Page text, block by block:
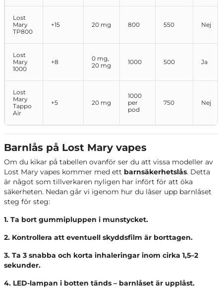
Lost
Mary
TP800
+15 20 mg 800 550 Nej
Lost
Mary
1000
+8
0 mg,
20 mg
1000 500 Ja
Lost
Mary
Tappo
Air
+5 20 mg
1000
per
pod
750 Nej
Barnlås på Lost Mary vapes
Om du kikar på tabellen ovanför ser du att vissa modeller av
Lost Mary vapes kommer med ett barnsäkerhetslås. Detta
är något som tillverkaren nyligen har infört för att öka
säkerheten. Nedan går vi igenom hur du låser upp barnlåset
steg för steg:
1. Ta bort gummipluppen i munstycket.
2. Kontrollera att eventuell skyddsfilm är borttagen.
3. Ta 3 snabba och korta inhaleringar inom cirka 1,5–2
sekunder.
4. LED-lampan i botten tänds – barnlåset är upplåst.